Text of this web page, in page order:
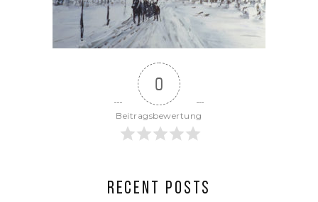
0
Beitragsbewertung
RECENT POSTS